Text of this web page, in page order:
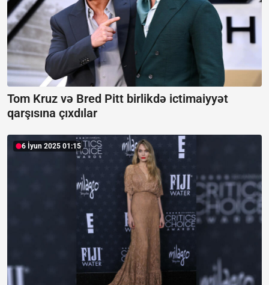
Tom Kruz və Bred Pitt birlikdə ictimaiyyət
qarşısına çıxdılar
6 İyun 2025 01:15